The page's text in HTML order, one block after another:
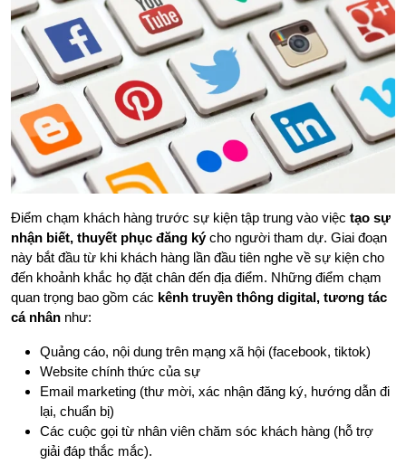
Điểm chạm khách hàng trước sự kiện tập trung vào việc tạo sự
nhận biết, thuyết phục đăng kýcho người tham dự. Giai đoạn
này bắt đầu từ khi khách hàng lần đầu tiên nghe về sự kiện cho
đến khoảnh khắc họ đặt chân đến địa điểm. Những điểm chạm
quan trọng bao gồm các kênh truyền thông digital, tương tác
cá nhân như:
Quảng cáo, nội dung trên mạng xã hội (facebook, tiktok)
Website chính thức của sự
Email marketing (thư mời, xác nhận đăng ký, hướng dẫn đi
lại, chuẩn bị)
Các cuộc gọi từ nhân viên chăm sóc khách hàng (hỗ trợ
giải đáp thắc mắc).